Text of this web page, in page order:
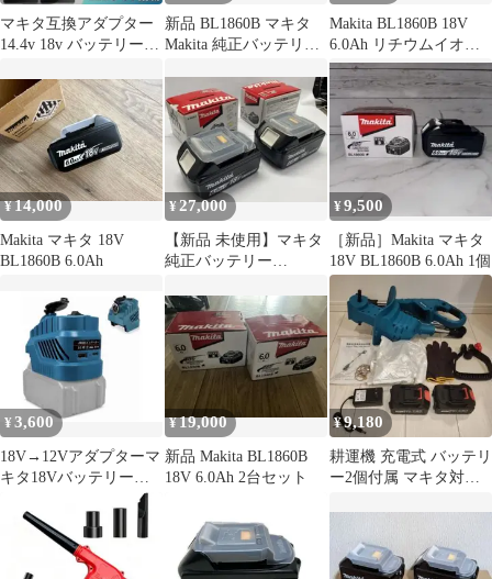
マキタ互換アダプター
14.4v 18v バッテリー対
新品 BL1860B マキタ
Makita 純正バッテリー
Makita BL1860B 18V
6.0Ah リチウムイオン
バッテリ
¥14,000
Makita マキタ 18V
BL1860B 6.0Ah
¥ 27,000
【新品 未使用】マキタ
純正バッテリー
個
¥9,500
［新品］Makita マキタ
18V BL1860B 6.0Ah 1個
¥3,600
18V→12Vアダプターマ
キタ18Vバッテリー対
応 DC降圧コンバータ
¥19,000
新品 Makita BL1860B
18V 6.0Ah 2台セット
¥9,180
耕運機 充電式 バッテリ
ー2個付属 マキタ対応